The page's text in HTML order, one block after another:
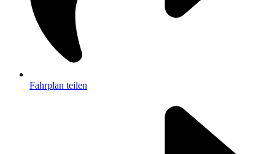
Fahrplan teilen